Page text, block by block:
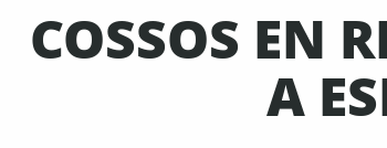
COSSOS EN
A